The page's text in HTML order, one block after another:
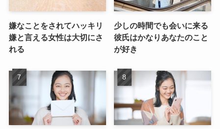
嫌なことをされてハッキリ
嫌と言える女性は大切にさ
れる
少しの時間でも会いに来る
彼氏はかなりあなたのこと
が好き